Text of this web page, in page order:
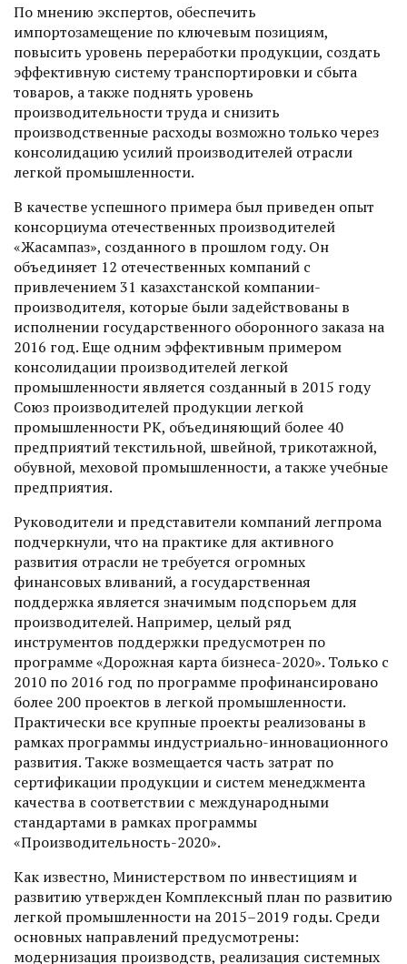
По мнению экспертов, обеспечить
импортозамещение по ключевым позициям,
повысить уровень переработки продукции, создать
эффективную систему транспортировки и сбыта
товаров, а также поднять уровень
производительности труда и снизить
производственные расходы возможно только через
консолидацию усилий производителей отрасли
легкой промышленности.
В качестве успешного примера был приведен опыт
консорциу­ма отечественных производителей
«Жасампаз», созданного в прошлом году. Он
объединяет 12 отечественных компаний с
привлечением 31 казахстанской компании-
производителя, которые были задействованы в
исполнении государственного оборонного заказа на
2016 год. Еще одним эффективным примером
консолидации производителей легкой
промышленности является созданный в 2015 году
Союз производителей продукции легкой
промышленности РК, объединяющий более 40
предприятий текстильной, швейной, трикотажной,
обувной, меховой промышленности, а также учебные
предприятия.
Руководители и представители компаний легпрома
подчеркнули, что на практике для активного
развития отрасли не требуется огромных
финансовых вливаний, а государственная
поддержка является значимым подспорьем для
производителей. Например, целый ряд
инструментов поддерж­ки предусмотрен по
программе «Дорожная карта бизнеса-2020». Только с
2010 по 2016 год по прог­рамме профинансировано
более 200 проектов в легкой промышленности.
Практически все крупные проекты реализованы в
рамках программы индустриально-инновационного
развития. Также возмещается часть затрат по
сертификации продукции и систем менеджмента
качества в соответствии с международными
стандартами в рамках программы
«Производительность-2020».
Как известно, Министерством по инвестициям и
развитию утвержден Комплексный план по развитию
легкой промышленности на 2015–2019 годы. Среди
основных направлений предусмотрены:
модернизация производств, реализация системных